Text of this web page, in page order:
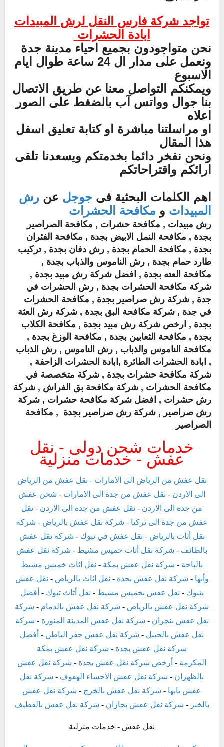
تواجد شركة فارس النقل لرش المبيدات
ابادة الحشرات
نحن متواجودون بجميع احياء مدينة جدة
ونعمل على مدار ال 24 ساعة طوال ايام
الاسبوع
ويمكنكم التواصل معنا عن طريق الاتصال
بنا جوال وواتس آب بالضغط على الصور
اعلاه
او مراسلتنا مباشرة او كتابة تعليق اسفل
هذا المقال
ونحن نفخر دائما بخدمتكم ويسعدنا تلقى
ارائكم واقتراحاتكم
اهم الكلمات البحثية فى جوجل عن رش
المبيدات و مكافحة الحشرات
رش مبيدات , مكافحة حشرات , مكافحة الصراصير
بجدة , مكافحة النمل الابيض بجدة , مكافحة الفئران
بجدة , مكافحة الحمام بجدة , رش دفان بجدة , تركيب
طارد حمام بجدة , رش الناموس والذباب بجدة ,
مكافحة العته بجدة , افضل شركة رش مبيد بجدة ,
شركة مكافحة الحشرات بجدة , رش الحشرات في
جدة , شركة رش صراصير بجدة , مكافحة الحشرات
في جدة , شركة مكافحة البق بجدة , شركة رش العثة
بجدة , ارخص شركة رش مبيد بجدة , مكافحة الكلاب
بجدة , مكافحة الثعابين بجدة , مكافحة الوزغ بجدة ,
مكافحة الناموس والذباب , رش الناموس , رش الذباب
, ابادة الحشرات الطائرة ,ابادة الحشرات الزاحفة ,
شركة مكافحة حشرات بجدة , شركة متخصصة في
مكافحة الحشرات , شركة مكافحة بق الفراش , شركة
رش حشرات , افضل شركة مكافحة حشرات , شركة
رش صراصير , شركة رش صراصير بجدة , مكافحة
الصراصير
خدمات شحن دولى - نقل
عفش - خدمات منزلية
نقل عفش من الرياض الى الامارات - نقل عفش من الرياض
الى الاردن - نقل عفش من جدة الى الامارات - شحن عفش
من جدة الى الاردن - نقل عفش من جدة الى الاردن - نقل
عفش من جدة الى تركيا - شركة نقل عفش بالرياض - شركة
نقل أثاث بالرياض - نقل عفش في تبوك - شركة نقل عفش
بالطائف - شركة نقل أثاث خميس مشيط - شركة نقل عفش
بالباحة - شركة نقل عفش بمكة - نقل اثاث خميس مشيط
وأبها - شركة نقل عفش بجدة - نقل اثاث بالرياض - نقل عفش
بتبوك - نقل عفش بخميس مشيط - نقل أثاث تبوك - أفضل
شركة نقل عفش بالرياض - شركة نقل عفش بالدمام - شركة
نقل عفش بنجران - شركة نقل عفش المدينة المنورة - شركة
نقل عفش بالجبيل - شركة نقل عفش حفر الباطن - أفضل
شركة نقل عفش بجدة - شركة نقل عفش بمكة
المكرمة - أرخص شركة نقل عفش بجدة - شركة نقل عفش
بالظهران - شركة نقل عفش الاحساء الهفوف - شركة نقل
عفش بابها - شركة نقل عفش بالخرج - شركة نقل عفش
بالخبر - شركة نقل عفش بجازان - شركة نقل عفش بالقطيف
نقل عفش - خدمات منزلية